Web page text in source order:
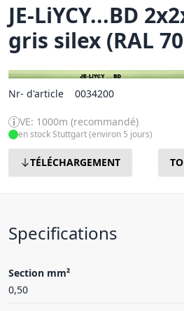
JE-LiYCY...BD
gris silex (RAL
Nr- d'article 0034200
VE: 1000m (recommandé)
en stock Stuttgart (environ 5 jours)
TÉLÉCHARGEMENT
Specifications
Section mm²
0,50